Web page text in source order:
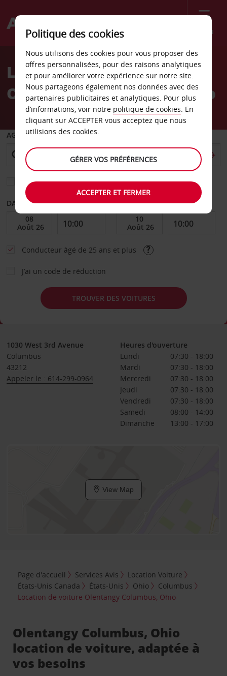
Menu
Welcome
AvisLocation de voiture
Olentangy Columbus, Ohio
AGENCE DE DÉPART
Sélectionnez une autre agence de retour
DATE DE DÉBUT DATE DE FIN
Conducteur âgé de 25 ans et plus
J’ai un code de réduction
TROUVER DES VOITURES
1030 West 3rd Avenue
Columbus
43212
Appeler le : 614-299-0964
Heures d'ouverture
Lundi
07:30 - 18:00
Mardi
07:30 - 18:00
Mercredi
07:30 - 18:00
Jeudi
07:30 - 18:00
Vendredi
07:30 - 18:00
Samedi
08:00 - 14:00
Dimanche
13:00 - 17:00
View Map
Page d'accueil Services Avis
Location Voiture
États-Unis Canada
États-Unis Ohio
Columbus
Location de voiture Olentangy Columbus, Ohio
Olentangy Columbus, Ohio
location de voiture, adaptée à
vos besoins
Politique des cookies
Nous utilisons des cookies pour vous proposer des
offres personnalisées, pour des raisons analytiques
et pour améliorer votre expérience sur notre site.
Nous partageons également nos données avec des
partenaires publicitaires et analytiques. Pour plus
d’informations, voir notre politique de cookies. En
cliquant sur ACCEPTER vous acceptez que nous
utilisions des cookies.
GÉRER VOS PRÉFÉRENCES
ACCEPTER ET FERMER